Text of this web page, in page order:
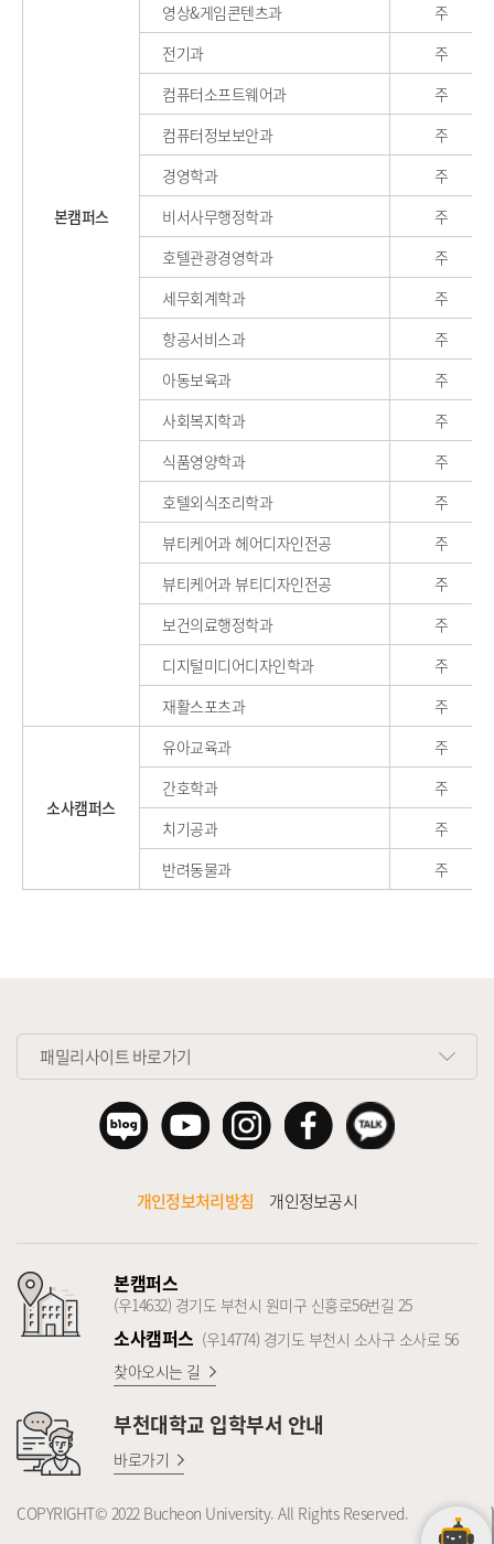
본캠퍼스
영상&게임콘텐츠과
주
전기과
주
컴퓨터소프트웨어과
주
컴퓨터정보보안과
주
경영학과
주
비서사무행정학과
주
호텔관광경영학과
주
세무회계학과
주
항공서비스과
주
아동보육과
주
사회복지학과
주
식품영양학과
주
호텔외식조리학과
주
뷰티케어과 헤어디자인전공
주
뷰티케어과 뷰티디자인전공
주
보건의료행정학과
주
디지털미디어디자인학과
주
재활스포츠과
주
소사캠퍼스
유아교육과
주
간호학과
주
치기공과
주
반려동물과
주
패밀리사이트 바로가기
개인정보처리방침 개인정보공시
본캠퍼스
(우14632) 경기도 부천시 원미구 신흥로56번길 25
소사캠퍼스 (우14774) 경기도 부천시 소사구 소사로 56
찾아오시는 길
부천대학교 입학부서 안내
바로가기
COPYRIGHT© 2022 Bucheon University. All Rights Reserved.